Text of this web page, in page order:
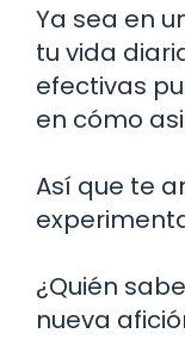
Ya sea en
tu vida
efectivas
en cómo
Así que te
¿Quién
nueva